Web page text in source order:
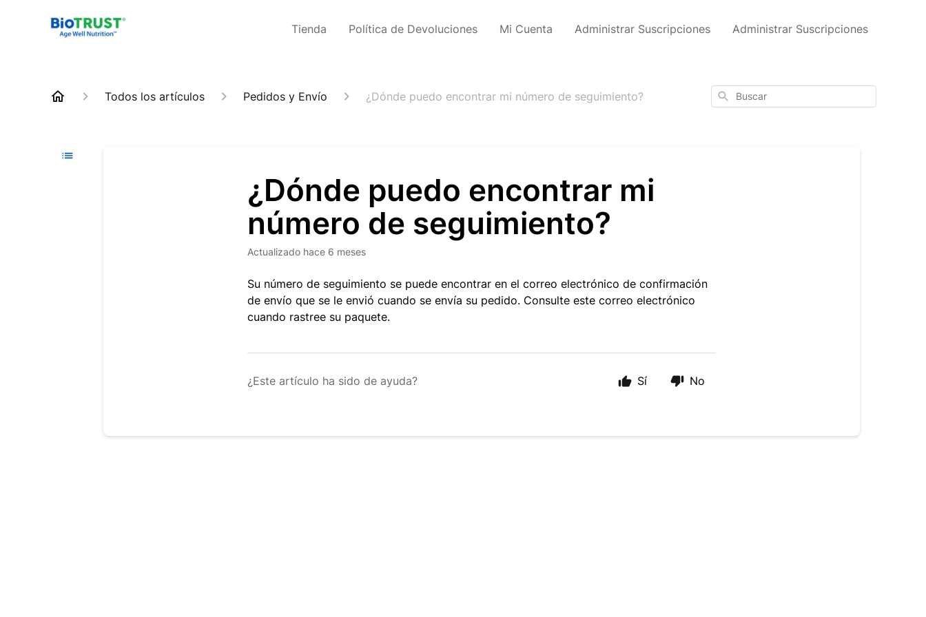
Tienda Política de Devoluciones Mi Cuenta Administrar Suscripciones Administrar Suscripciones
Todos los artículos Pedidos y Envío ¿Dónde puedo encontrar mi número de seguimiento? Buscar
¿Dónde puedo encontrar mi
número de seguimiento?
Actualizado hace 6 meses
Su número de seguimiento se puede encontrar en el correo electrónico de confirmación
de envío que se le envió cuando se envía su pedido. Consulte este correo electrónico
cuando rastree su paquete.
¿Este artículo ha sido de ayuda? Sí No